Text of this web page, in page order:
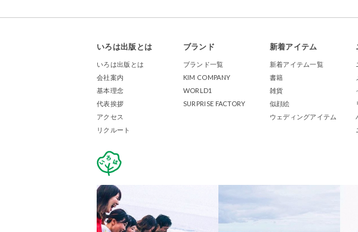
いろは出版とは
いろは出版とは
会社案内
基本理念
代表挨拶
アクセス
リクルート
ブランド
ブランド一覧
KIM COMPANY
WORLD1
SURPRISE FACTORY
新着アイテム
新着アイテム一覧
書籍
雑貨
似顔絵
ウェディングアイテム